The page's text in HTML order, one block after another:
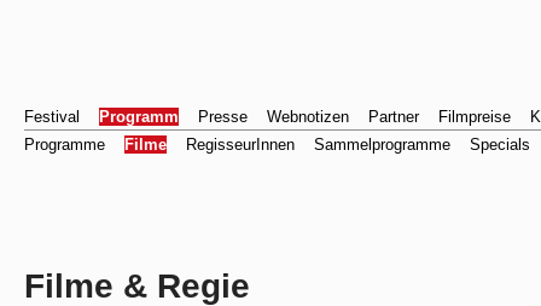
Festival Programm Presse Webnotizen Partner Filmpreise
Programme
Filme RegisseurInnen Sammelprogramme Specials
Filme & Regie